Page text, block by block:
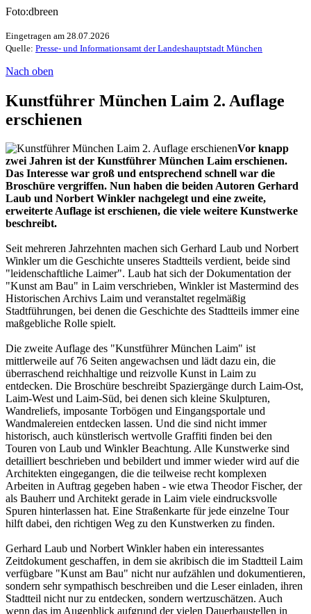
Foto:dbreen
Eingetragen am 28.07.2026
Quelle: Presse- und Informationsamt der Landeshauptstadt München
Nach oben
Kunstführer München Laim 2. Auflage
erschienen
Vor knapp
zwei Jahren ist der Kunstführer München Laim erschienen.
Das Interesse war groß und entsprechend schnell war die
Broschüre vergriffen. Nun haben die beiden Autoren Gerhard
Laub und Norbert Winkler nachgelegt und eine zweite,
erweiterte Auflage ist erschienen, die viele weitere Kunstwerke
beschreibt.
Seit mehreren Jahrzehnten machen sich Gerhard Laub und Norbert
Winkler um die Geschichte unseres Stadtteils verdient, beide sind
"leidenschaftliche Laimer". Laub hat sich der Dokumentation der
"Kunst am Bau" in Laim verschrieben, Winkler ist Mastermind des
Historischen Archivs Laim und veranstaltet regelmäßig
Stadtführungen, bei denen die Geschichte des Stadtteils immer eine
maßgebliche Rolle spielt.
Die zweite Auflage des "Kunstführer München Laim" ist
mittlerweile auf 76 Seiten angewachsen und lädt dazu ein, die
überraschend reichhaltige und reizvolle Kunst in Laim zu
entdecken. Die Broschüre beschreibt Spaziergänge durch Laim-Ost,
Laim-West und Laim-Süd, bei denen sich kleine Skulpturen,
Wandreliefs, imposante Torbögen und Eingangsportale und
Wandmalereien entdecken lassen. Und die sind nicht immer
historisch, auch künstlerisch wertvolle Graffiti finden bei den
Touren von Laub und Winkler Beachtung. Alle Kunstwerke sind
detailliert beschrieben und bebildert und immer wieder wird auf die
Architekten eingegangen, die die teilweise recht komplexen
Arbeiten in Auftrag gegeben haben - wie etwa Theodor Fischer, der
als Bauherr und Architekt gerade in Laim viele eindrucksvolle
Spuren hinterlassen hat. Eine Straßenkarte für jede einzelne Tour
hilft dabei, den richtigen Weg zu den Kunstwerken zu finden.
Gerhard Laub und Norbert Winkler haben ein interessantes
Zeitdokument geschaffen, in dem sie akribisch die im Stadtteil Laim
verfügbare "Kunst am Bau" nicht nur aufzählen und dokumentieren,
sondern sehr sympathisch beschreiben und die Leser einladen, ihren
Stadtteil nicht nur zu entdecken, sondern wertzuschätzen. Auch
wenn das im Augenblick aufgrund der vielen Dauerbaustellen in